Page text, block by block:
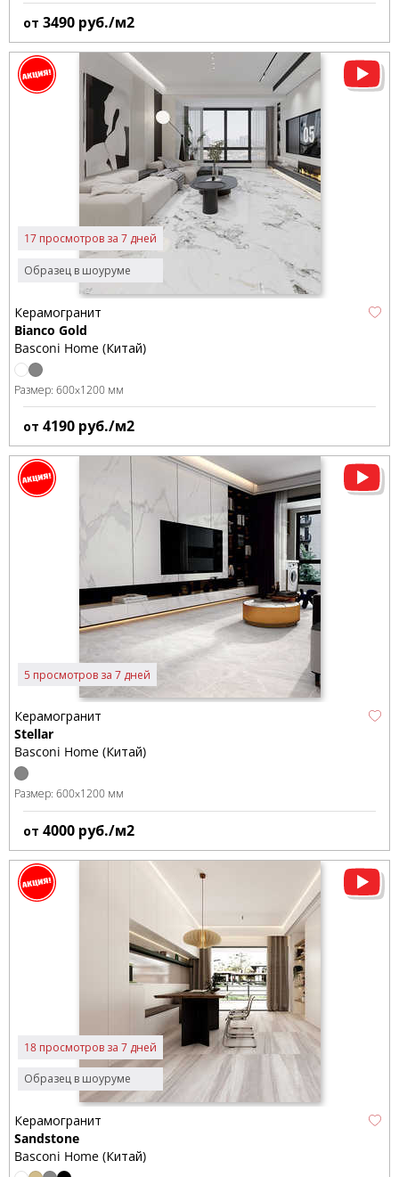
от 3490 руб./м2
Образец в шоуруме
17 просмотров за 7 дней
Керамогранит
Bianco Gold
Basconi Home (Китай)
Размер: 600x1200 мм
от 4190 руб./м2
5 просмотров за 7 дней
Керамогранит
Stellar
Basconi Home (Китай)
Размер: 600x1200 мм
от 4000 руб./м2
Образец в шоуруме
18 просмотров за 7 дней
Керамогранит
Sandstone
Basconi Home (Китай)